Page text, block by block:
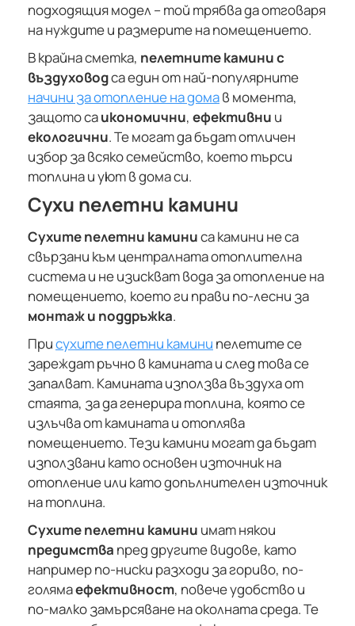
подходящия модел – той трябва да отговаря
на нуждите и размерите на помещението.
В крайна сметка, пелетните камини с
въздуховодса един от най-популярните
начини за отопление на домав момента,
защото саикономични, ефективни и
екологични. Те могат да бъдат отличен
избор за всяко семейство, което търси
топлина и уют в дома си.
Сухи пелетни камини
Сухите пелетни каминиса камини не са
свързани към централната отоплителна
система и не изискват вода за отопление на
помещението, което ги прави по-лесни за
монтаж и поддръжка.
Присухите пелетни камини пелетите се
зареждат ръчно в камината и след това се
запалват. Камината използва въздуха от
стаята, за да генерира топлина, която се
излъчва от камината и отоплява
помещението. Тези камини могат да бъдат
използвани като основен източник на
отопление или като допълнителен източник
на топлина.
Сухите пелетни камини имат някои
предимства пред другите видове, като
например по-ниски разходи за гориво, по-
голямаефективност, повече удобство и
по-малко замърсяване на околната среда. Те